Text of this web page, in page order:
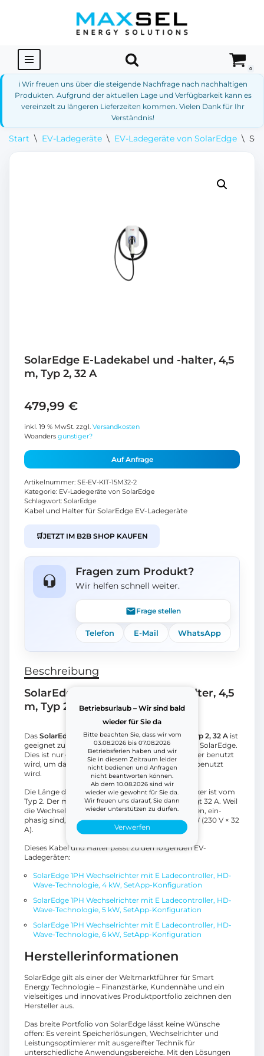
Betriebsurlaub – Wir sind bald
wieder für Sie da
Bitte beachten Sie, dass wir vom
03.08.2026 bis 07.08.2026
Betriebsferien haben und wir
Sie in diesem Zeitraum leider
nicht bedienen und Anfragen
nicht beantworten können.
Ab dem 10.08.2026 sind wir
wieder wie gewohnt für Sie da.
Wir freuen uns darauf, Sie dann
wieder unterstützen zu dürfen.
Verwerfen
springen
0
ℹ️ Wir freuen uns über die steigende Nachfrage nach nachhaltigen
Produkten. Aufgrund der aktuellen Lage und Verfügbarkeit kann es
vereinzelt zu längeren Lieferzeiten kommen. Vielen Dank für Ihr
Verständnis!
Start \ EV-Ladegeräte \ EV-Ladegeräte von SolarEdge \
SolarEdge E-Ladekabel und -halter, 4,5
m, Typ 2, 32 A
479,99 €
inkl. 19 % MwSt. zzgl. Versandkosten
Woanders günstiger?
Auf Anfrage
Artikelnummer: SE-EV-KIT-15M32-2
Kategorie: EV-Ladegeräte von SolarEdge
Schlagwort: SolarEdge
Kabel und Halter für SolarEdge EV-Ladegeräte
🛒JETZT IM B2B SHOP KAUFEN
Fragen zum Produkt?
Wir helfen schnell weiter.
Frage stellen
Telefon E-Mail WhatsApp
Beschreibung
SolarEdge E-Ladekabel und -halter, 4,5
m, Typ 2, 32 A
Das SolarEdge E-Ladekabel und -halter, 4,5 m, Typ 2, 32 A ist
geeignet zur Benutzung mit EV-Ladegeräten von SolarEdge.
Dies ist nur das Kabel und der Halter, wo der Halter benutzt
wird, um das Kabel zu befestigen, wenn es nicht benutzt
wird.
Die Länge des Kabels beträgt 4,5 m und der Stecker ist vom
Typ 2. Der maximale Durchsatz des Kabels beträgt 32 A. Weil
die Wechselrichter, zu welchem diese Kabel passen, ein-
phasig sind, ist die maximale Ladefähigkeit 7,4 kW (230 V × 32
A).
Dieses Kabel und Halter passt zu den folgenden EV-
Ladegeräten:
SolarEdge 1PH Wechselrichter mit E Ladecontroller, HD-
Wave-Technologie, 4 kW, SetApp-Konfiguration
SolarEdge 1PH Wechselrichter mit E Ladecontroller, HD-
Wave-Technologie, 5 kW, SetApp-Konfiguration
SolarEdge 1PH Wechselrichter mit E Ladecontroller, HD-
Wave-Technologie, 6 kW, SetApp-Konfiguration
Herstellerinformationen
SolarEdge gilt als einer der Weltmarktführer für Smart
Energy Technologie – Finanzstärke, Kundennähe und ein
vielseitiges und innovatives Produktportfolio zeichnen den
Hersteller aus.
Das breite Portfolio von SolarEdge lässt keine Wünsche
offen: Es vereint Speicherlösungen, Wechselrichter und
Leistungsoptimierer mit ausgereifter Technik für
unterschiedliche Anwendungsbereiche. Mit den Lösungen